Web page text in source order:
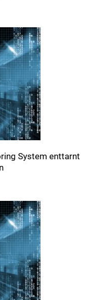
System enttarnt